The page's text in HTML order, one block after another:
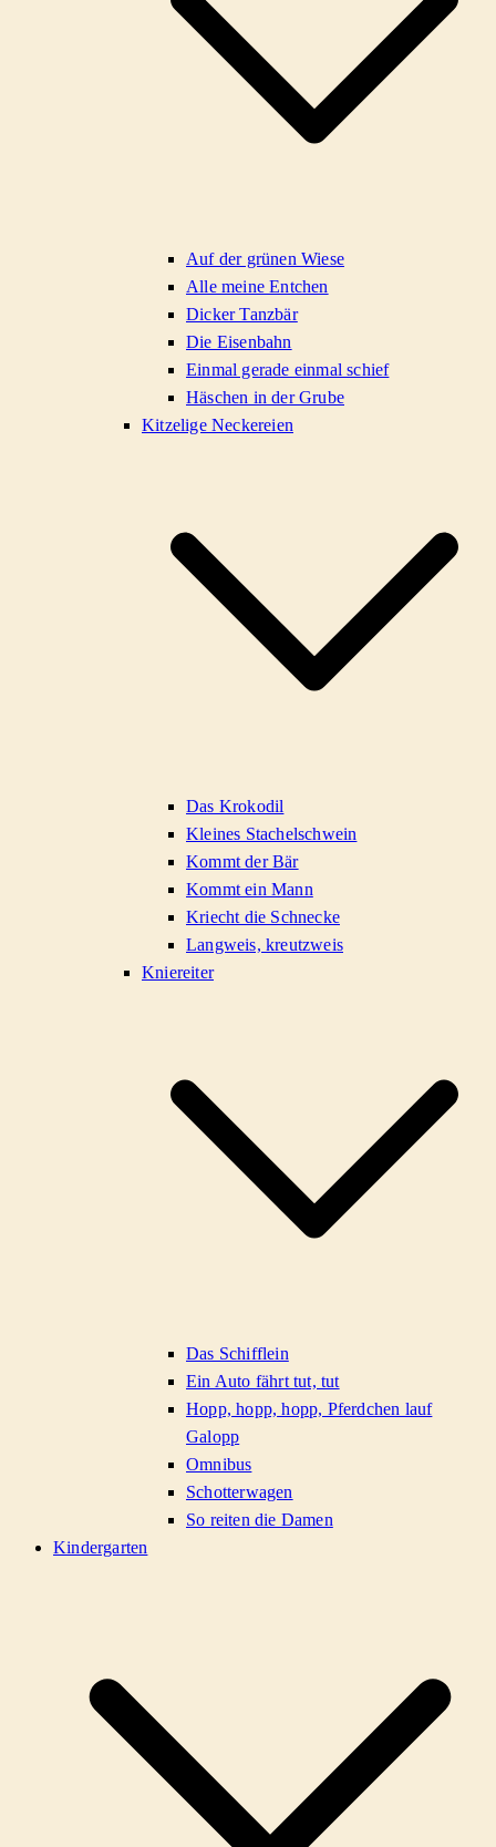
Auf der grünen Wiese
Alle meine Entchen
Dicker Tanzbär
Die Eisenbahn
Einmal gerade einmal schief
Häschen in der Grube
Kitzelige Neckereien
Das Krokodil
Kleines Stachelschwein
Kommt der Bär
Kommt ein Mann
Kriecht die Schnecke
Langweis, kreutzweis
Kniereiter
Das Schifflein
Ein Auto fährt tut, tut
Hopp, hopp, hopp, Pferdchen lauf
Galopp
Omnibus
Schotterwagen
So reiten die Damen
Kindergarten